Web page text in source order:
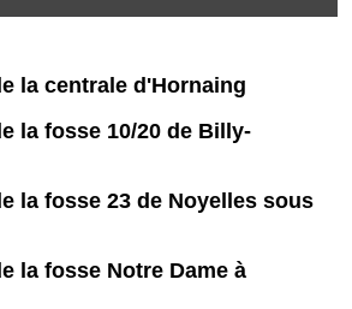
la centrale d'Hornaing
la fosse 10/20 de Billy-
la fosse 23 de Noyelles sous
la fosse Notre Dame à